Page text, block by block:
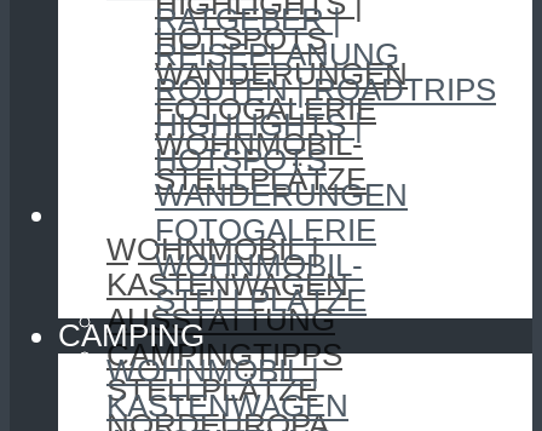
HOTSPOTS
WANDERUNGEN
FOTOGALERIE
WOHNMOBIL-
STELLPLÄTZE
CAMPING
WOHNMOBIL |
KASTENWAGEN
AUSSTATTUNG
CAMPINGTIPPS
STELLPLÄTZE
RATGEBER |
REISEPLANUNG
ROUTEN | ROADTRIPS
HIGHLIGHTS |
HOTSPOTS
WANDERUNGEN
FOTOGALERIE
WOHNMOBIL-
STELLPLÄTZE
CAMPING
WOHNMOBIL |
KASTENWAGEN